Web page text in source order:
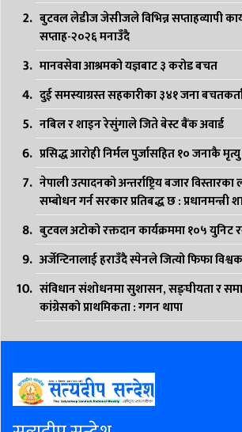
बुटवल लेडीज जेसीजले विभिन्न सप्ताहव्यापी
सप्ताह-२०२६ मनाउँदै
मानवसेवा आश्रमको यज्ञबाट ३ करोड बचत
दुई समस्याग्रस्त सहकारीका ३४१ जना
नबिल र शाइन रेसुंगाले जिते बेस्ट बैंक अवार्ड
प्रसिद्ध आरोही निर्मल पुर्जासहित १० जनाकै
नेपाली उत्पादनको अन्तर्राष्ट्रिय बजार
सम्बोधन गर्न सरकार प्रतिबद्ध छ : प्रधानमन्त्री
बुटवल अटोको रक्तदान कार्यक्रममा १०५
अर्जेन्टिनालाई हराउँदै स्पेनले जित्यो फिफा
संविधान संशोधनमा सुशासन, सङ्घीयता र
कांग्रेसको प्राथमिकता : गगन थापा